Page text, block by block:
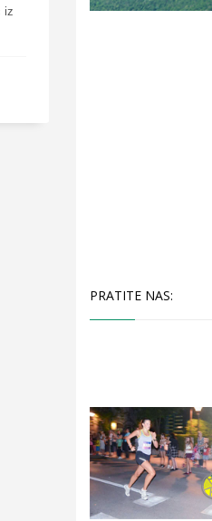
iz
PRATITE NAS: